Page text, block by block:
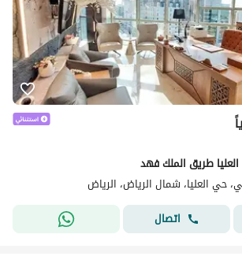
طريق الملك فهد
حي العليا، شمال الرياض، الرياض
اتصال